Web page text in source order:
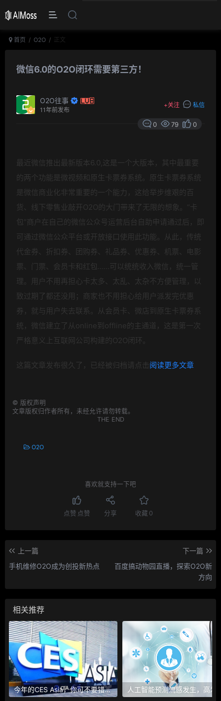
首页 O2O 正文
微信6.0的O2O闭环需要第三方！
O2O往事
11年前发布
+关注 私信
0 79 0
最近微信推出最新版本6.0,这是一个大版本，其中最重要
的两个功能是微视频和原生卡票券系统。原生卡票券系统
是微信商业化非常重要的一个能力，这给举步维艰的百
货、线下零售业敲开O2O的大门带来了无限的想象。“卡
包”商户在自己的微信公众号运营后台自助申请通过后，即
可通过微信公众平台或开放接口使用此功能。从此，传统
代金券、折扣券、团购券、礼品券、优惠券、机票、电影
票、门票、会员卡和红包……可以统统收入微信，统一管
理。用户不用再担心卡太多、太乱、太杂不方便管理，以
致过期了都还没用；商家也不用担心给用户派发完优惠
券，就与用户失去联系。从会员卡、微店到原生卡票券系
统，微信建立了从online到offline的主通道，这是第一次
严格意义上互联网公司构建的O2O闭环。
这篇文章发布很久了，已经被归档请点击阅读更多文章
© 版权声明
文章版权归作者所有，未经允许请勿转载。
THE END
O2O
喜欢就支持一下吧
点赞 点赞 分享 收藏 0
上一篇
手机维修O2O成为创投新热点
下一篇
百度搞动物园直播，探索O2O新
方向
相关推荐
今年的CES Asia，你可不要错过这些自动驾驶看点